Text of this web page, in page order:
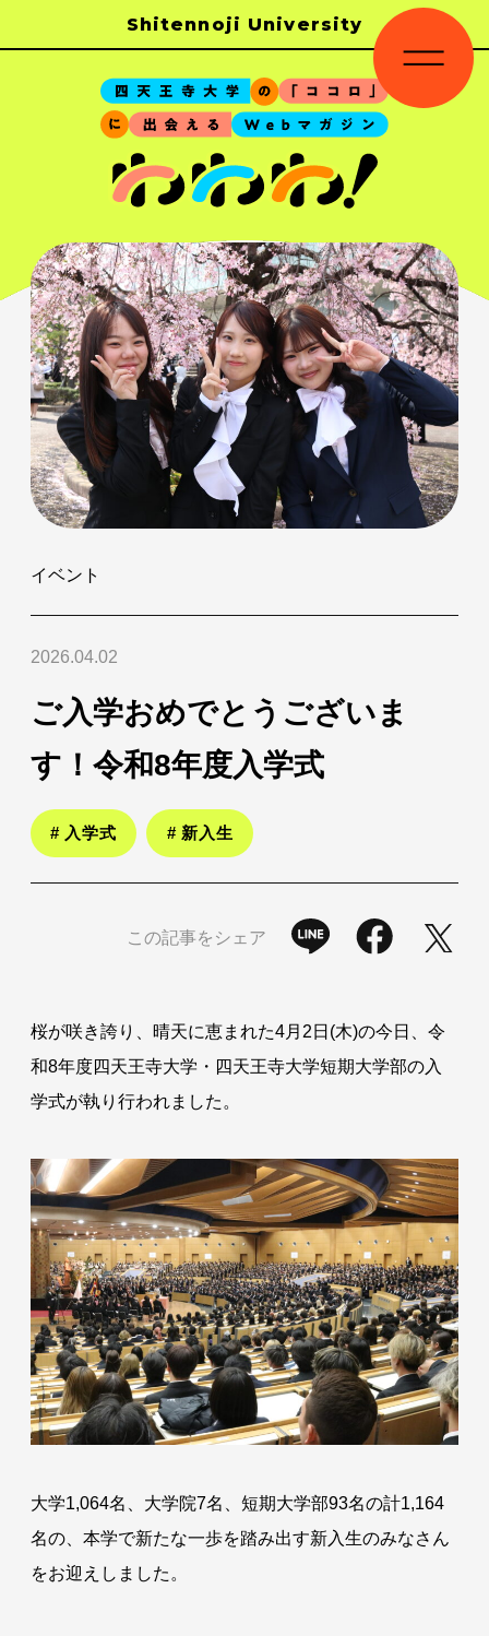
Shitennoji University
イベント
2026.04.02
ご入学おめでとうございま
す！令和8年度入学式
# 入学式 # 新入生
この記事をシェア
桜が咲き誇り、晴天に恵まれた4月2日(木)の今日、令
和8年度四天王寺大学・四天王寺大学短期大学部の入
学式が執り行われました。
大学1,064名、大学院7名、短期大学部93名の計1,164
名の、本学で新たな一歩を踏み出す新入生のみなさん
をお迎えしました。